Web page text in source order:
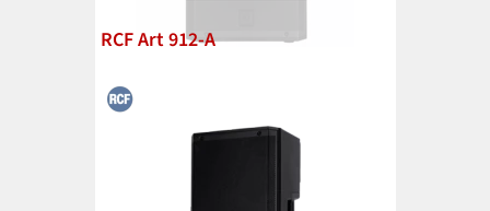
RCF Art 912-A